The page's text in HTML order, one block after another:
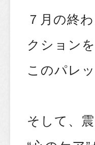
７月の終
クションを
このパレ
そして、